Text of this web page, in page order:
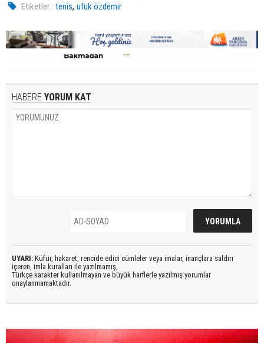
Etiketler : tenis,ufuk özdemir
HABERE YORUM KAT
UYARI: Küfür, hakaret, rencide edici cümleler veya imalar, inançlara saldırı
içeren, imla kuralları ile yazılmamış,
Türkçe karakter kullanılmayan ve büyük harflerle yazılmış yorumlar
onaylanmamaktadır.